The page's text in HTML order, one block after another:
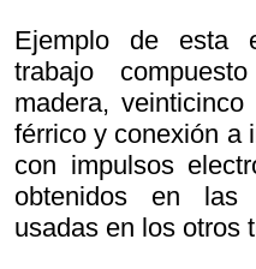
Ejemplo de esta
trabajo
madera,
férrico y conexión a
con impulsos
obtenidos en las
usadas en los otros